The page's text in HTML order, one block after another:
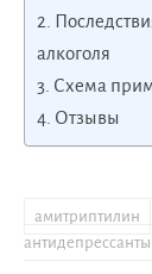
алкоголя
Схема
Отзывы
амитриптилин
антидепрессанты